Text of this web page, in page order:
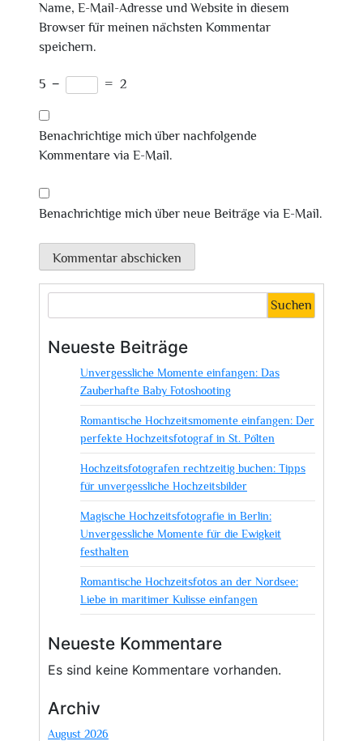
Name, E-Mail-Adresse und Website in diesem
Browser für meinen nächsten Kommentar
speichern.
5 − = 2
Benachrichtige mich über nachfolgende
Kommentare via E-Mail.
Benachrichtige mich über neue Beiträge via E-Mail.
Suchen
Neueste Beiträge
Unvergessliche Momente einfangen: Das
Zauberhafte Baby Fotoshooting
Romantische Hochzeitsmomente einfangen: Der
perfekte Hochzeitsfotograf in St. Pölten
Hochzeitsfotografen rechtzeitig buchen: Tipps
für unvergessliche Hochzeitsbilder
Magische Hochzeitsfotografie in Berlin:
Unvergessliche Momente für die Ewigkeit
festhalten
Romantische Hochzeitsfotos an der Nordsee:
Liebe in maritimer Kulisse einfangen
Neueste Kommentare
Es sind keine Kommentare vorhanden.
Archiv
August 2026